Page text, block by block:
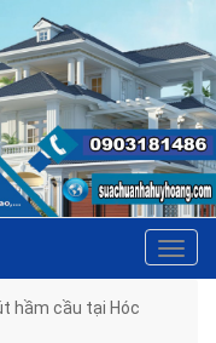
hầm cầu tại Hóc